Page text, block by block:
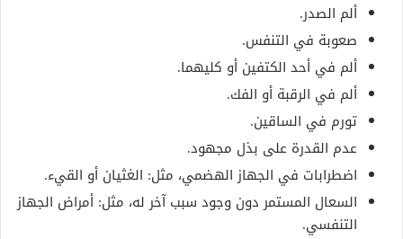
ألم الصدر.
صعوبة في التنفس.
ألم في أحد الكتفين أو كليهما.
ألم في الرقبة أو الفك.
تورم في الساقين.
عدم القدرة على بذل مجهود.
اضطرابات في الجهاز الهضمي، مثل: الغثيان أو القيء.
السعال المستمر دون وجود سبب آخر له، مثل: أمراض الجهاز
التنفسي.